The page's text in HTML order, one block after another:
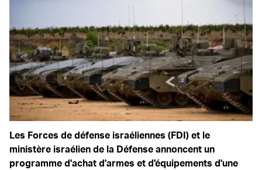
Les Forces de défense israéliennes (FDI) et le
ministère israélien de la Défense annoncent un
programme d'achat d'armes et d'équipements d'une